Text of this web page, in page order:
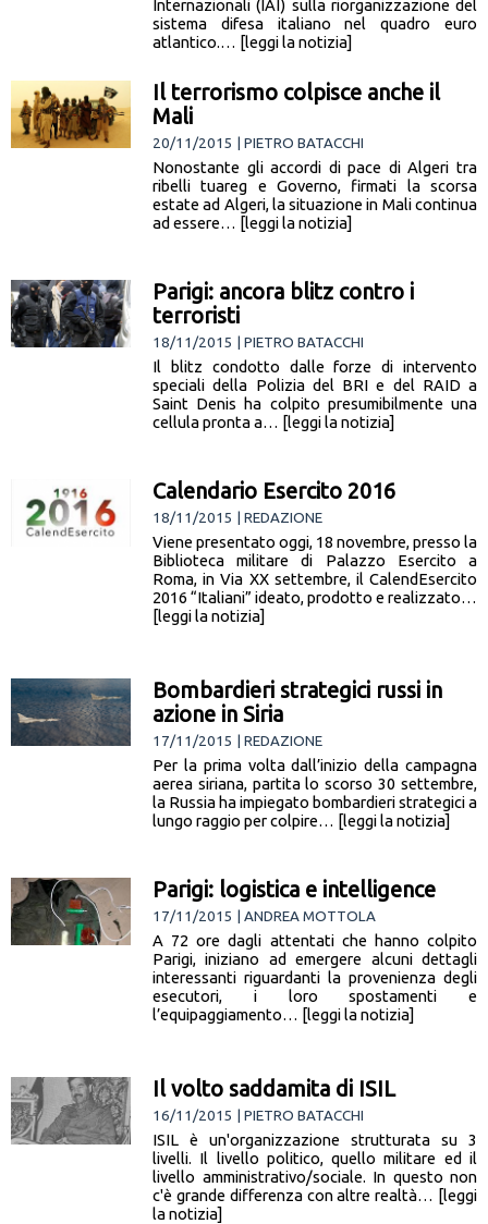
Internazionali (IAI) sulla riorganizzazione del
sistema difesa italiano nel quadro euro
atlantico.… [leggi la notizia]
Il terrorismo colpisce anche il
Mali
20/11/2015 | PIETRO BATACCHI
Nonostante gli accordi di pace di Algeri tra
ribelli tuareg e Governo, firmati la scorsa
estate ad Algeri, la situazione in Mali continua
ad essere… [leggi la notizia]
Parigi: ancora blitz contro i
terroristi
18/11/2015 | PIETRO BATACCHI
Il blitz condotto dalle forze di intervento
speciali della Polizia del BRI e del RAID a
Saint Denis ha colpito presumibilmente una
cellula pronta a… [leggi la notizia]
Calendario Esercito 2016
18/11/2015 | REDAZIONE
Viene presentato oggi, 18 novembre, presso la
Biblioteca militare di Palazzo Esercito a
Roma, in Via XX settembre, il CalendEsercito
2016 “Italiani” ideato, prodotto e realizzato…
[leggi la notizia]
Bombardieri strategici russi in
azione in Siria
17/11/2015 | REDAZIONE
Per la prima volta dall’inizio della campagna
aerea siriana, partita lo scorso 30 settembre,
la Russia ha impiegato bombardieri strategici a
lungo raggio per colpire… [leggi la notizia]
Parigi: logistica e intelligence
17/11/2015 | ANDREA MOTTOLA
A 72 ore dagli attentati che hanno colpito
Parigi, iniziano ad emergere alcuni dettagli
interessanti riguardanti la provenienza degli
esecutori, i loro spostamenti e
l’equipaggiamento… [leggi la notizia]
Il volto saddamita di ISIL
16/11/2015 | PIETRO BATACCHI
ISIL è un'organizzazione strutturata su 3
livelli. Il livello politico, quello militare ed il
livello amministrativo/sociale. In questo non
c'è grande differenza con altre realtà… [leggi
la notizia]